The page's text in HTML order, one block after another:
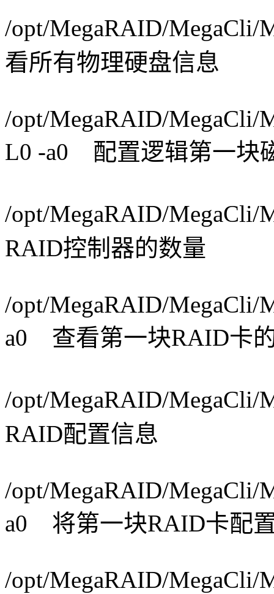
/opt/MegaRAID/
看所有物理硬盘信息
/opt/MegaRAID/MegaCli/
L0 -a0 配置逻辑第一块
/opt/MegaRAID/
RAID控制器的数量
/opt/MegaRAID/MegaCli/
a0 查看第一块RAID卡
/opt/MegaRAID/
RAID配置信息
/opt/MegaRAID/MegaCli/
a0 将第一块RAID卡配
/opt/MegaRAID/MegaCli/